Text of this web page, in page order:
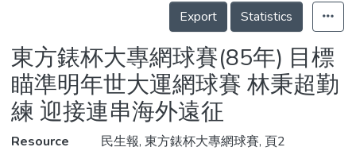
Statistics
Export
Statistics
東方錶杯大專網球賽(85年) 目標
瞄準明年世大運網球賽 林秉超勤
練 迎接連串海外遠征
Resource
民生報, 東方錶杯大專網球賽, 頁2